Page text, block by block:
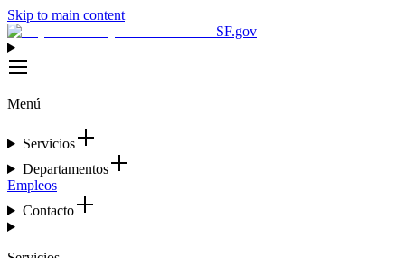
Skip to main content
SF.gov
Menú
Servicios
Departamentos
Empleos
Contacto